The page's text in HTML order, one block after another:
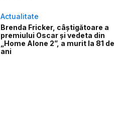
Actualitate
Brenda Fricker, câștigătoare a
premiului Oscar și vedeta din
„Home Alone 2”, a murit la 81 de
ani